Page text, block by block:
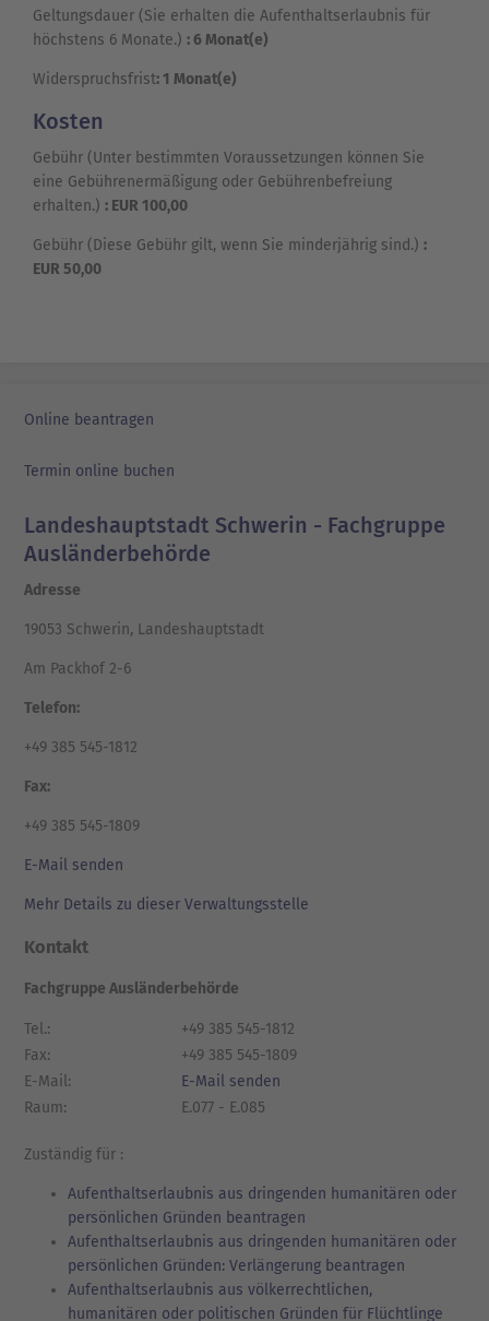
Geltungsdauer (Sie erhalten die Aufenthaltserlaubnis für
höchstens 6 Monate.) : 6 Monat(e)
Widerspruchsfrist: 1 Monat(e)
Kosten
Gebühr (Unter bestimmten Voraussetzungen können Sie
eine Gebührenermäßigung oder Gebührenbefreiung
erhalten.) : EUR 100,00
Gebühr (Diese Gebühr gilt, wenn Sie minderjährig sind.) :
EUR 50,00
Online beantragen
Termin online buchen
Landeshauptstadt Schwerin - Fachgruppe
Ausländerbehörde
Adresse
19053 Schwerin, Landeshauptstadt
Am Packhof 2-6
Telefon:
+49 385 545-1812
Fax:
+49 385 545-1809
E-Mail senden
Mehr Details zu dieser Verwaltungsstelle
Kontakt
Fachgruppe Ausländerbehörde
Tel.:
+49 385 545-1812
Fax:
+49 385 545-1809
E-Mail:
E-Mail senden
Raum:
E.077 - E.085
Zuständig für :
Aufenthaltserlaubnis aus dringenden humanitären oder
persönlichen Gründen beantragen
Aufenthaltserlaubnis aus dringenden humanitären oder
persönlichen Gründen: Verlängerung beantragen
Aufenthaltserlaubnis aus völkerrechtlichen,
humanitären oder politischen Gründen für Flüchtlinge